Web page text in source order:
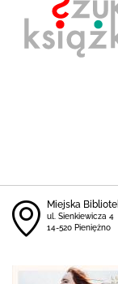
Miejska
ul. Sienkiewicza 4
14-520 Pieniężno